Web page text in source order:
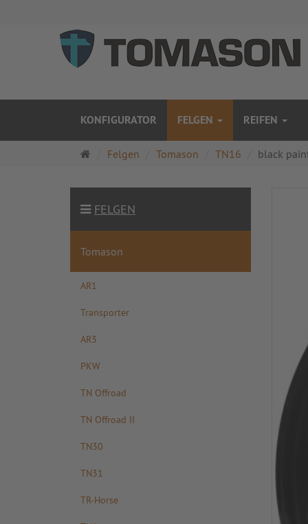
KONFIGURATOR FELGEN REIFEN
Startseite
Felgen Tomason TN16 black
FELGEN
Tomason
AR1
Transporter
AR3
PKW
TN Offroad
TN Offroad II
TN30
TN31
TR-Horse